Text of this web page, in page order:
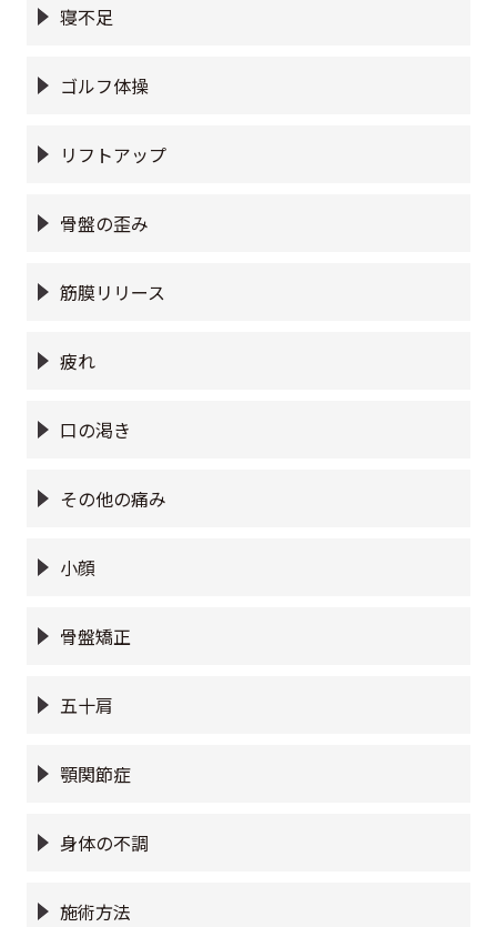
寝不足
ゴルフ体操
リフトアップ
骨盤の歪み
筋膜リリース
疲れ
口の渇き
その他の痛み
小顔
骨盤矯正
五十肩
顎関節症
身体の不調
施術方法